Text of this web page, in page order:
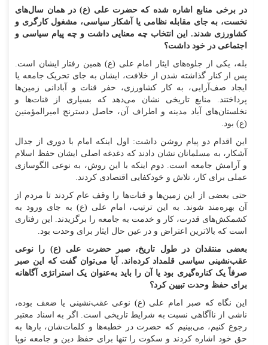
در برخی منابع اشاره شده که حضرت علی (ع) در همان سال‌های
نخست، به جای مقابله نظامی یا آشکار سیاسی، مشغول کارگری و
کشاورزی شدند. این انتخاب چه معنایی داشت و چه پیام سیاسی و
اجتماعی در خود داشت؟
بله، یکی از جلوه‌های ایثار امام علی (ع) همین رفتار ایشان است.
پس از کنار گذاشته شدن از خلافت، ایشان به جای تحریک جامعه یا
ایجاد صف‌آرایی، به کار کشاورزی، حفر قنات و آبادانی زمین‌ها
پرداختند. منابع تاریخی نشان می‌دهد که بسیاری از قنات‌ها و
نخلستان‌های آباد مدینه و اطراف آن، حاصل دسترنج امیرالمؤمنین
(ع) بود.
این اقدام دو پیام روشن داشت: اول اینکه امام با دوری از جدال
آشکار، به مسلمانان نشان دادند که دغدغه اصلی ایشان حفظ اسلام
و آرامش جامعه است. دوم اینکه با این روش، به نوعی الگوسازی
عملی برای کار، تلاش و خودکفایی اقتصادی کردند.
حتی بعضی از این زمین‌ها و قنات‌ها را وقف عام کردند تا مردم از
آن بهره‌مند شوند. به این ترتیب، امام علی (ع) به جای ورود به
کشمکش‌های قدرت، کار و خدمت به جامعه را برگزیدند. این رفتاری
است که بالاترین اعتراض و در عین حال ایثار برای وحدت بود.
بعضی منتقدان در طول تاریخ، صبر حضرت علی (ع) را نوعی
عقب‌نشینی سیاسی قلمداد کرده‌اند. آیا می‌توان گفت که این صبر
صرفاً یک کناره‌گیری بود یا آن را باید به‌عنوان یک استراتژی آگاهانه
برای حفظ وحدت تبیین کرد؟
این نگاه که صبر امام علی (ع) نوعی عقب‌نشینی یا ضعف بوده،
ناشی از ناآگاهی نسبت به شرایط تاریخی است. اگر به اسناد معتبر
رجوع کنیم، می‌بینیم که حضرت در خطبه‌ها و کلمات‌شان، بارها به
حق خود اشاره کردند و سکوت را تنها برای حفظ دین و جامعه نوپا